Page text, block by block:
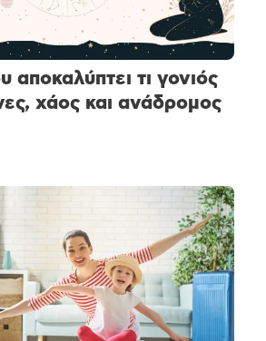
αποκαλύπτει τι γονιός
χάος και ανάδρομος